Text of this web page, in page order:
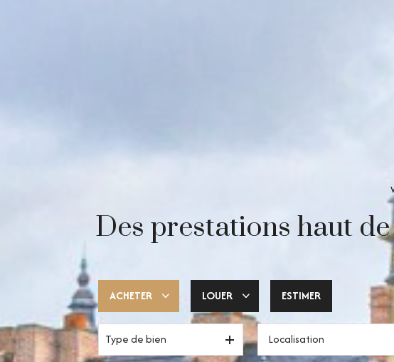
Des prestations haut
ACHETER
Trouver ma pépite
LOUER
Votre espace pro
ESTIMER
Type de bien